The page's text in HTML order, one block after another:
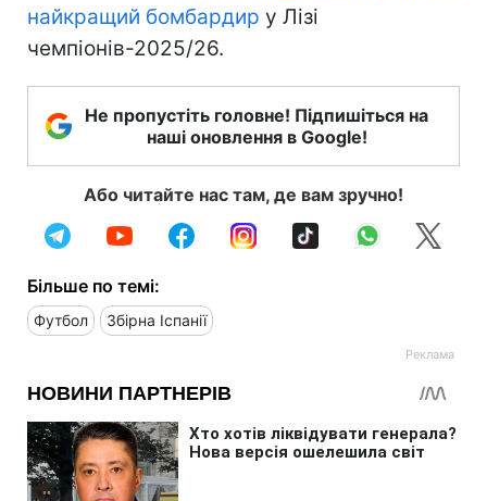
найкращий бомбардир у Лізі
чемпіонів-2025/26.
Не пропустіть головне! Підпишіться на
наші оновлення в Google!
Або читайте нас там, де вам зручно!
Більше по темі:
Футбол Збірна Іспанії